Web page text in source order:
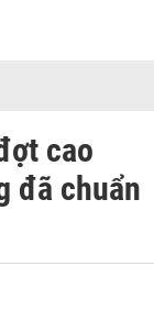
cao
đã chuẩn